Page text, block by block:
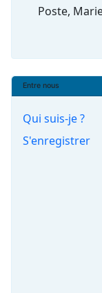
Poste,
Entre nous
Qui suis-je ?
S'enregistrer